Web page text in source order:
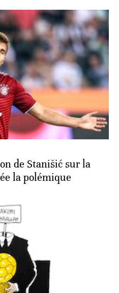
de Stanišić sur la
la polémique